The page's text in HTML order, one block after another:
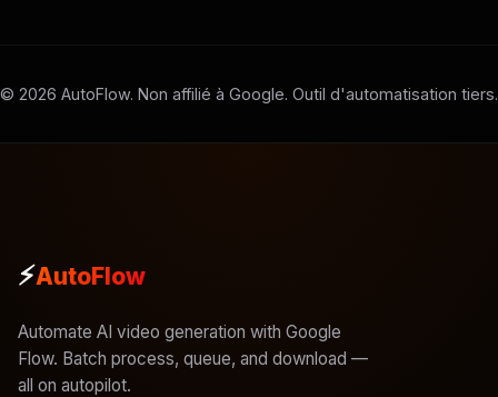
© 2026 AutoFlow. Non affilié à Google. Outil d'automatisation tiers.
⚡AutoFlow
Automate AI video generation with Google
Flow. Batch process, queue, and download —
all on autopilot.